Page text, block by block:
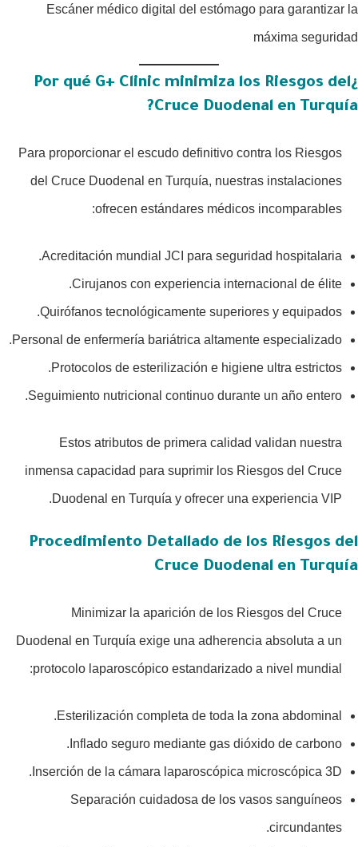
Escáner médico digital del estómago para garantizar la
máxima seguridad
¿Por qué G+ Clinic minimiza los Riesgos del
Cruce Duodenal en Turquía?
Para proporcionar el escudo definitivo contra los Riesgos
del Cruce Duodenal en Turquía, nuestras instalaciones
ofrecen estándares médicos incomparables:
Acreditación mundial JCI para seguridad hospitalaria.
Cirujanos con experiencia internacional de élite.
Quirófanos tecnológicamente superiores y equipados.
Personal de enfermería bariátrica altamente especializado.
Protocolos de esterilización e higiene ultra estrictos.
Seguimiento nutricional continuo durante un año entero.
Estos atributos de primera calidad validan nuestra
inmensa capacidad para suprimir los Riesgos del Cruce
Duodenal en Turquía y ofrecer una experiencia VIP.
Procedimiento Detallado de los Riesgos del
Cruce Duodenal en Turquía
Minimizar la aparición de los Riesgos del Cruce
Duodenal en Turquía exige una adherencia absoluta a un
protocolo laparoscópico estandarizado a nivel mundial:
Esterilización completa de toda la zona abdominal.
Inflado seguro mediante gas dióxido de carbono.
Inserción de la cámara laparoscópica microscópica 3D.
Separación cuidadosa de los vasos sanguíneos
circundantes.